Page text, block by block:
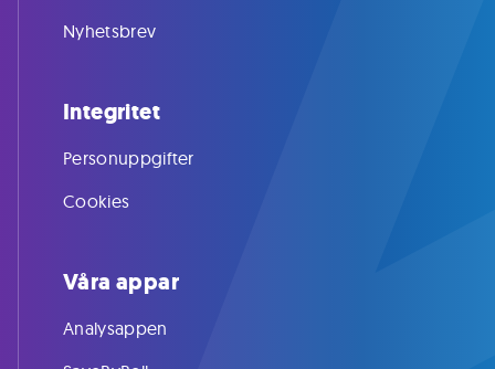
Nyhetsbrev
Integritet
Personuppgifter
Cookies
Våra appar
Analysappen